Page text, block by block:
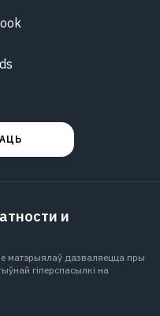
матэрыялаў дазваляецца пры
гіперспасылкі на
и